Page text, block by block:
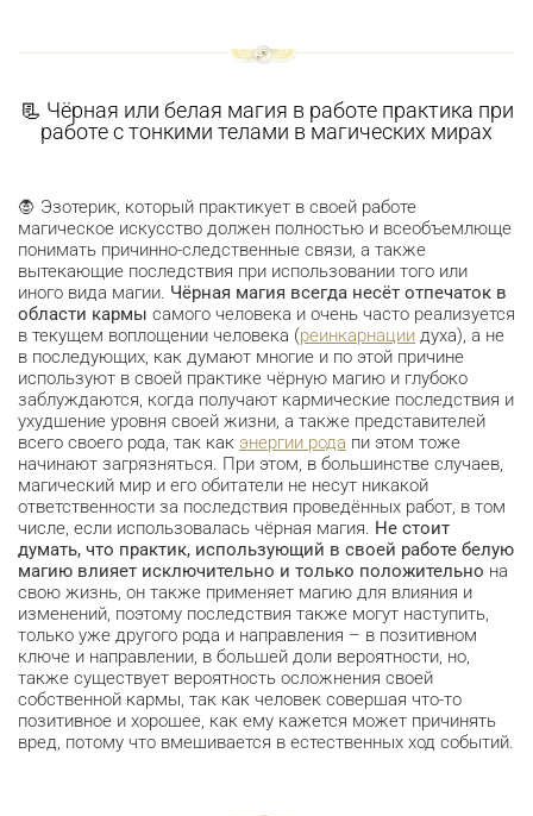
📃 Чёрная или белая магия в работе практика при
работе с тонкими телами в магических мирах
🧛 Эзотерик, который практикует в своей работе
магическое искусство должен полностью и всеобъемлюще
понимать причинно-следственные связи, а также
вытекающие последствия при использовании того или
иного вида магии. Чёрная магия всегда несёт отпечаток в
области кармы самого человека и очень часто реализуется
в текущем воплощении человека (реинкарнации духа), а не
в последующих, как думают многие и по этой причине
используют в своей практике чёрную магию и глубоко
заблуждаются, когда получают кармические последствия и
ухудшение уровня своей жизни, а также представителей
всего своего рода, так как энергии рода пи этом тоже
начинают загрязняться. При этом, в большинстве случаев,
магический мир и его обитатели не несут никакой
ответственности за последствия проведённых работ, в том
числе, если использовалась чёрная магия. Не стоит
думать, что практик, использующий в своей работе белую
магию влияет исключительно и только положительно на
свою жизнь, он также применяет магию для влияния и
изменений, поэтому последствия также могут наступить,
только уже другого рода и направления – в позитивном
ключе и направлении, в большей доли вероятности, но,
также существует вероятность осложнения своей
собственной кармы, так как человек совершая что-то
позитивное и хорошее, как ему кажется может причинять
вред, потому что вмешивается в естественных ход событий.